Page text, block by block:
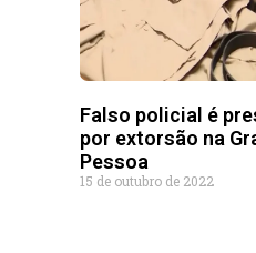
Falso policial é
por extorsão na
Pessoa
15 de outubro de 2022